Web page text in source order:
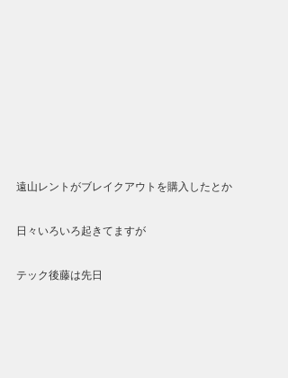
遠山レントがブレイクアウトを購入したとか
日々いろいろ起きてますが
テック後藤は先日